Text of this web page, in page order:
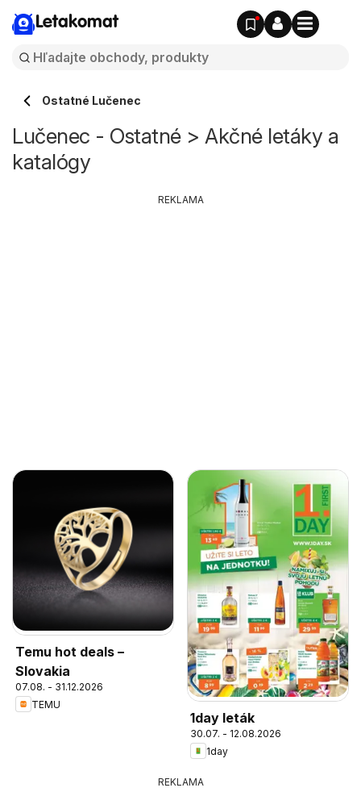
Letakomat
Ostatné Lučenec
Lučenec - Ostatné > Akčné letáky a
katalógy
Temu hot deals –
Slovakia
07.08. - 31.12.2026
TEMU
1day leták
30.07. - 12.08.2026
1day
REKLAMA
REKLAMA